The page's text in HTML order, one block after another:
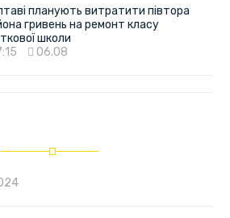
планують витратити півтора
гривень на ремонт класу
школи
06.08